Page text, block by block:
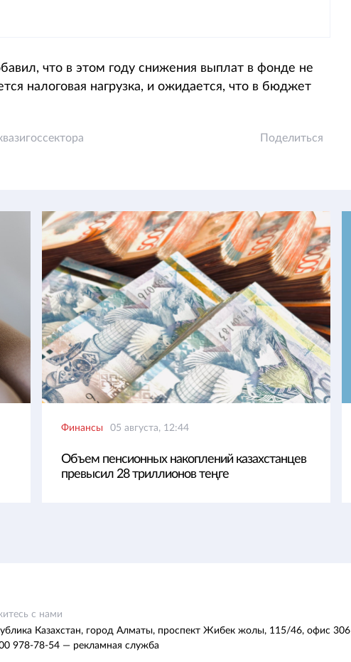
что в этом году снижения выплат в фонде не
налоговая нагрузка, и ожидается, что в бюджет
Поделиться
Финансы 05 августа, 12:44
Объем пенсионных накоплений казахстанцев
превысил 28 триллионов теңге
с нами
Казахстан, город Алматы, проспект Жибек жолы, 115/46, офис 306
978-78-54 — рекламная служба